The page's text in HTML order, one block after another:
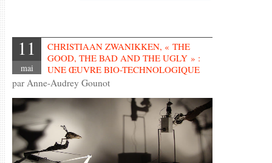
11
mai
CHRISTIAAN ZWANIKKEN, « THE
GOOD, THE BAD AND THE UGLY » :
UNE ŒUVRE BIO-TECHNOLOGIQUE
par Anne-Audrey Gounot